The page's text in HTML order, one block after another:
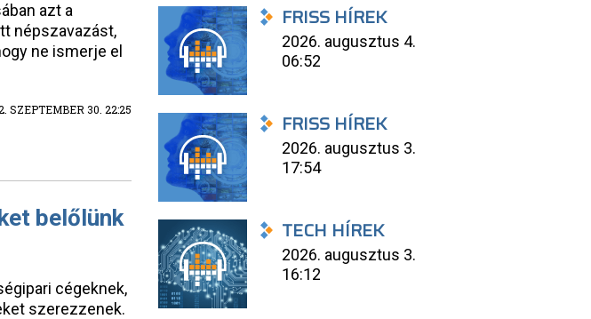
azt a
népszavazást,
ne ismerje el
SZEPTEMBER 30. 22:25
belőlünk
cégeknek,
szerezzenek.
FRISS HÍREK
2026. augusztus 4.
06:52
FRISS HÍREK
2026. augusztus 3.
17:54
TECH HÍREK
2026. augusztus 3.
16:12